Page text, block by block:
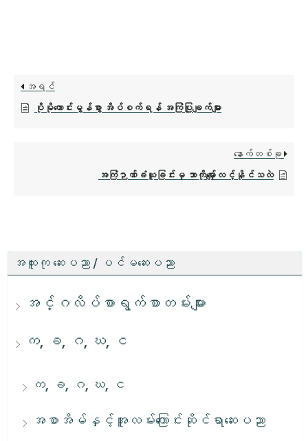
အထူးကု ဆေးပညာ / ပင်မဆေးပညာ
အင်္ဂလိပ်စာရွက်စာတမ်းများ
က, ခ, ဂ, ဃ, င
က, ခ, ဂ, ဃ, င
အစာအိမ်နှင့်အူလမ်းကြောင်းဆိုင်ရာဆေးပညာ
အရင်
ပိုမိုကောင်းမွန်စွာ အိပ်စက်ရန် အကြံပြုချက်များ
နောက်တစ်ခု
အကြံဉာဏ်ခံယူခြင်းမှ ဘာကိုမျှော်လင့်နိုင်သလဲ